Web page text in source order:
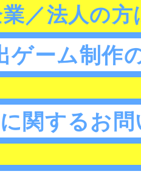
／法人の方
ゲーム制作
関するお